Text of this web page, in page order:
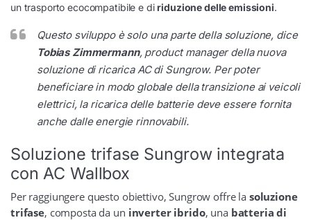
un trasporto ecocompatibile e diriduzione delle emissioni.
Questo sviluppo è solo una parte della soluzione, dice
Tobias Zimmermann, product manager della nuova
soluzione di ricarica AC di Sungrow. Per poter
beneficiare in modo globale della transizione ai veicoli
elettrici, la ricarica delle batterie deve essere fornita
anche dalle energie rinnovabili.
Soluzione trifase Sungrow integrata
con AC Wallbox
Per raggiungere questo obiettivo, Sungrow offre la soluzione
trifase, composta da un inverter ibrido, unabatteria di